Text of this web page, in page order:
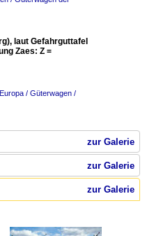
laut Gefahrguttafel
Zaes: Z =
/ Güterwagen /
zur Galerie
zur Galerie
zur Galerie